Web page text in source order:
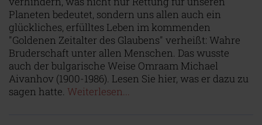
Planeten bedeutet, sondern uns allen auch ein
glückliches, erfülltes Leben im kommenden
"Goldenen Zeitalter des Glaubens" verheißt: Wahre
Bruderschaft unter allen Menschen. Das wusste
auch der bulgarische Weise Omraam Michael
Aivanhov (1900-1986). Lesen Sie hier, was er dazu zu
sagen hatte. Weiterlesen...